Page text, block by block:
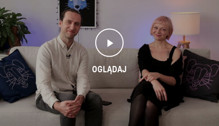
OGLĄDAJ